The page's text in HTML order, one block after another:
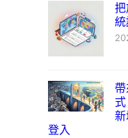
登入